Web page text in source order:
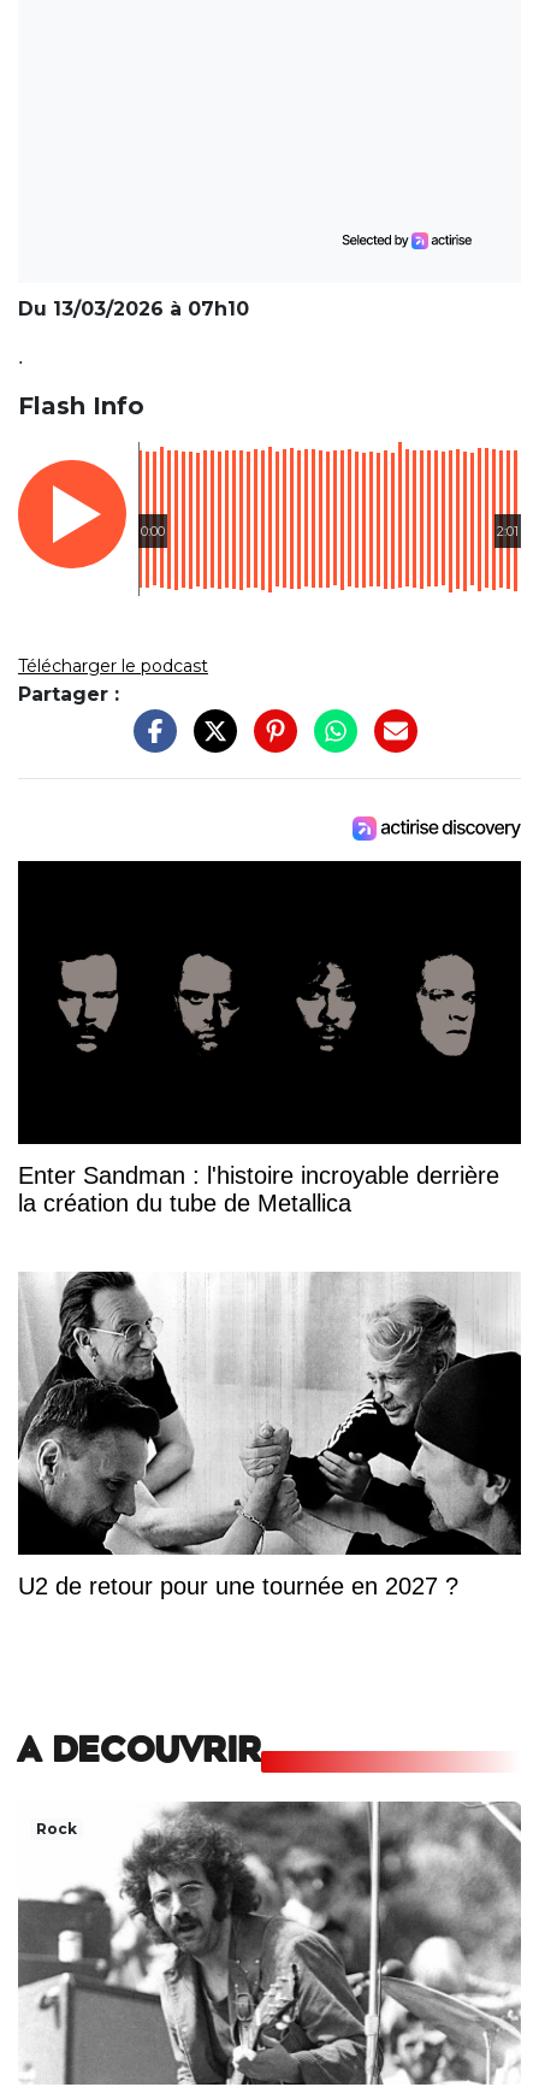
Du 13/03/2026 à 07h10
.
Flash Info
0:00 2:01
Télécharger le podcast
Partager :
Enter Sandman : l'histoire incroyable derrière
la création du tube de Metallica
U2 de retour pour une tournée en 2027 ?
A DECOUVRIR
Rock